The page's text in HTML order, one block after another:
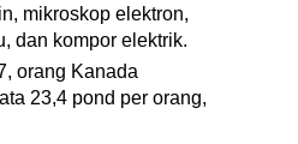
mikroskop elektron,
dan kompor elektrik.
orang Kanada
23,4 pond per orang,